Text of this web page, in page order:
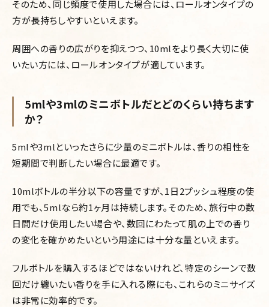
そのため、同じ頻度で使用した場合には、ロールオンタイプの
方が長持ちしやすいといえます。
周囲への香りの広がりを抑えつつ、10mlをより長く大切に使
いたい方には、ロールオンタイプが適しています。
5mlや3mlのミニボトルだとどのくらい持ちます
か？
5mlや3mlといったさらに少量のミニボトルは、香りの相性を
短期間で判断したい場合に最適です。
10mlボトルの半分以下の容量ですが、1日2プッシュ程度の使
用でも、5mlなら約1ヶ月は持続します。そのため、旅行中の数
日間だけ使用したい場合や、数回にわたって肌の上での香り
の変化を確かめたいという用途には十分な量といえます。
フルボトルを購入するほどではないけれど、特定のシーンで数
回だけ纏いたい香りを手に入れる際にも、これらのミニサイズ
は非常に効率的です。